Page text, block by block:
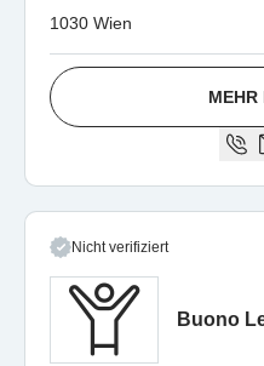
1030 Wien
MEHR
Nicht verifiziert
Buono